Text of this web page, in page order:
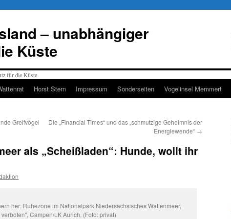
– unabhängiger
Küste
Horst Stern Impressum Sonderseiten Vogelinsel Memmert
Greifvögel
Die „Financial Times“ und das „schmutzige Geheimnis der
Energiewende“ →
als „Scheißladen“: Hunde, wollt ihr
her: Ruhezone im Nationalpark Niedersächsisches Wattenmeer,
Campen/LK Aurich, (Foto: privat)